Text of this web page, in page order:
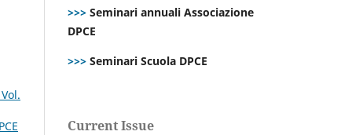
>>> Seminari annuali Associazione
DPCE
>>> Seminari Scuola DPCE
Current Issue